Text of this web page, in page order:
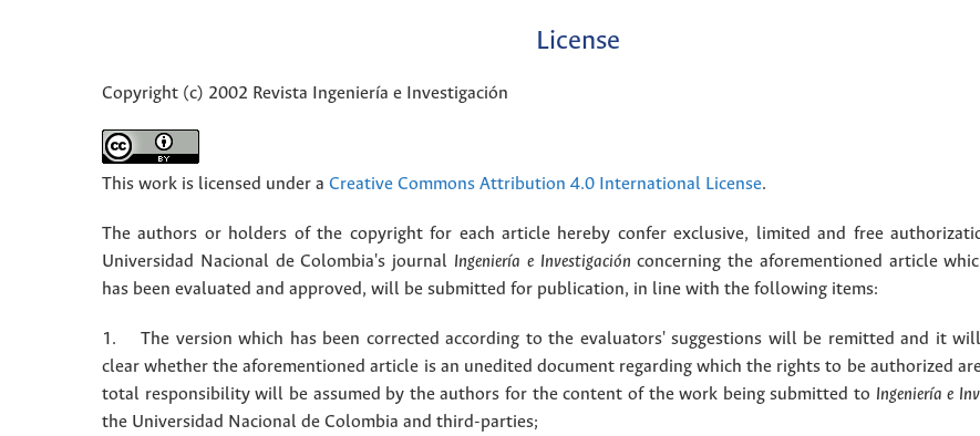
License
Copyright (c) 2002 Revista Ingeniería e Investigación
This work is licensed under a Creative Commons Attribution 4.0 International License.
The authors or holders of the copyright for each article hereby confer exclusive, limited and free
Universidad Nacional de Colombia's journal Ingeniería e Investigación concerning the aforementioned article
has been evaluated and approved, will be submitted for publication, in line with the following items:
1. The version which has been corrected according to the evaluators' suggestions will be remitted and it
clear whether the aforementioned article is an unedited document regarding which the rights to be authorized
total responsibility will be assumed by the authors for the content of the work being submitted to Ingeniería e
the Universidad Nacional de Colombia and third-parties;